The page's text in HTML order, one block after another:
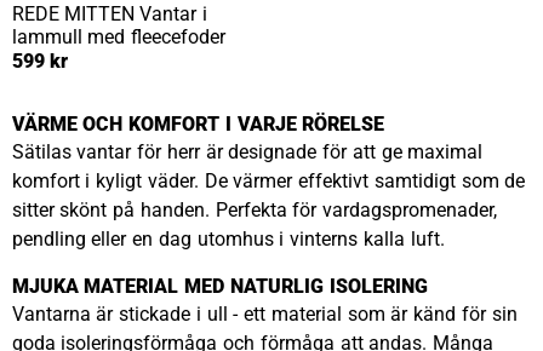
REDE MITTEN Vantar i
lammull med fleecefoder
599 kr
VÄRME OCH KOMFORT I VARJE RÖRELSE
Sätilas vantar för herr är designade för att ge maximal
komfort i kyligt väder. De värmer effektivt samtidigt som de
sitter skönt på handen. Perfekta för vardagspromenader,
pendling eller en dag utomhus i vinterns kalla luft.
MJUKA MATERIAL MED NATURLIG ISOLERING
Vantarna är stickade i ull - ett material som är känd för sin
goda isoleringsförmåga och förmåga att andas. Många